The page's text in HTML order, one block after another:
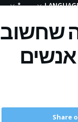
*
שחשוב
Share